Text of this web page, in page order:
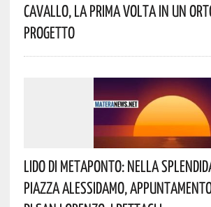
Cavallo, La Prima Volta In Un
Progetto
Lido Di Metaponto: Nella
Piazza Alessidamo,